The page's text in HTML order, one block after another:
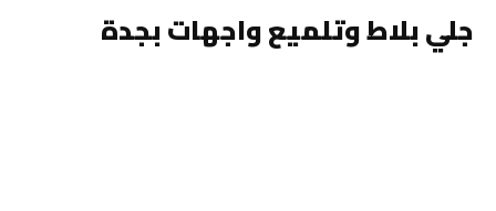
جلي بلاط وتلميع واجهات بجدة